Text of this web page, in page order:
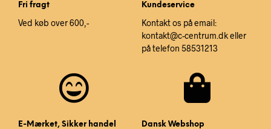
Fri fragt
Ved køb over 600,-
Kundeservice
Kontakt os på email:
kontakt@c-centrum.dk eller
på telefon 58531213
E-Mærket, Sikker handel Dansk Webshop